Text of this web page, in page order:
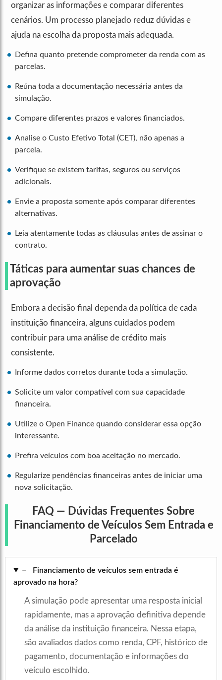
organizar as informações e comparar diferentes
cenários. Um processo planejado reduz dúvidas e
ajuda na escolha da proposta mais adequada.
Defina quanto pretende comprometer da renda com as
parcelas.
Reúna toda a documentação necessária antes da
simulação.
Compare diferentes prazos e valores financiados.
Analise o Custo Efetivo Total (CET), não apenas a
parcela.
Verifique se existem tarifas, seguros ou serviços
adicionais.
Envie a proposta somente após comparar diferentes
alternativas.
Leia atentamente todas as cláusulas antes de assinar o
contrato.
Táticas para aumentar suas chances de
aprovação
Embora a decisão final dependa da política de cada
instituição financeira, alguns cuidados podem
contribuir para uma análise de crédito mais
consistente.
Informe dados corretos durante toda a simulação.
Solicite um valor compatível com sua capacidade
financeira.
Utilize o Open Finance quando considerar essa opção
interessante.
Prefira veículos com boa aceitação no mercado.
Regularize pendências financeiras antes de iniciar uma
nova solicitação.
FAQ — Dúvidas Frequentes Sobre
Financiamento de Veículos Sem Entrada e
Parcelado
−
Financiamento de veículos sem entrada é
aprovado na hora?
A simulação pode apresentar uma resposta inicial
rapidamente, mas a aprovação definitiva depende
da análise da instituição financeira. Nessa etapa,
são avaliados dados como renda, CPF, histórico de
pagamento, documentação e informações do
veículo escolhido.